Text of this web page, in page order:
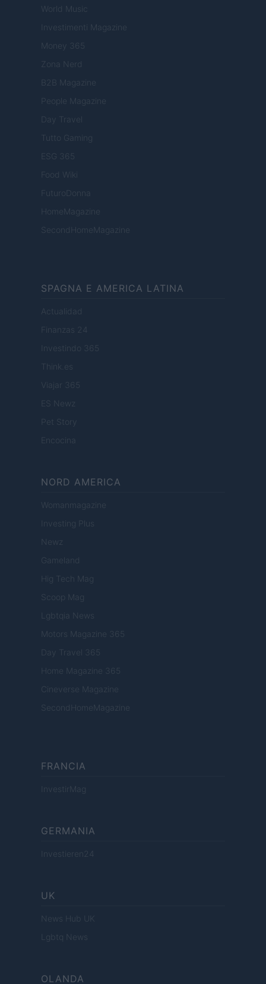
World Music
Investimenti Magazine
Money 365
Zona Nerd
B2B Magazine
People Magazine
Day Travel
Tutto Gaming
ESG 365
Food Wiki
FuturoDonna
HomeMagazine
SecondHomeMagazine
SPAGNA E AMERICA LATINA
Actualidad
Finanzas 24
Investindo 365
Think.es
Viajar 365
ES Newz
Pet Story
Encocina
NORD AMERICA
Womanmagazine
Investing Plus
Newz
Gameland
Hig Tech Mag
Scoop Mag
Lgbtqia News
Motors Magazine 365
Day Travel 365
Home Magazine 365
Cineverse Magazine
SecondHomeMagazine
FRANCIA
InvestirMag
GERMANIA
Investieren24
UK
News Hub UK
Lgbtq News
OLANDA